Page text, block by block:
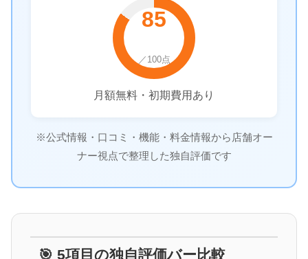
85
／100点
月額無料・初期費用あり
※公式情報・口コミ・機能・料金情報から店舗オー
ナー視点で整理した独自評価です
🎯 5項目の独自評価バー比較